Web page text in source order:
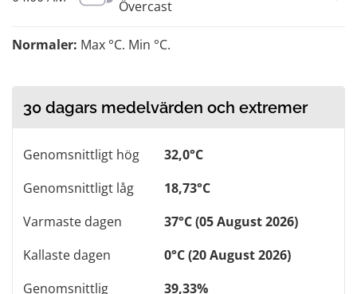
Övercast
Normaler: Max °C. Min °C.
30 dagars medelvärden och extremer
Genomsnittligt hög
32,0°C
Genomsnittligt låg
18,73°C
Varmaste dagen
37°C (05 August 2026)
Kallaste dagen
0°C (20 August 2026)
Genomsnittlig
39,33%